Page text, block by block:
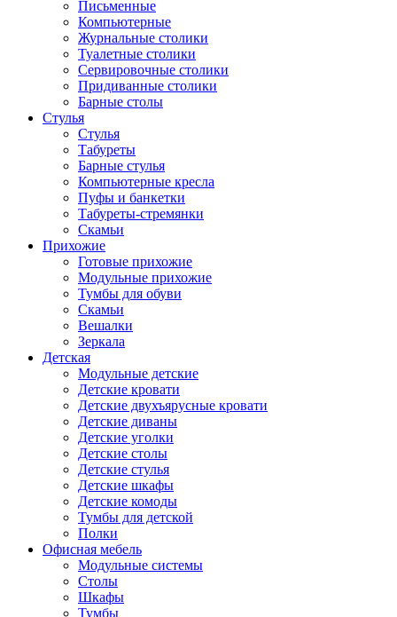
Письменные
Компьютерные
Журнальные столики
Туалетные столики
Сервировочные столики
Придиванные столики
Барные столы
Стулья
Стулья
Табуреты
Барные стулья
Компьютерные кресла
Пуфы и банкетки
Табуреты-стремянки
Скамьи
Прихожие
Готовые прихожие
Модульные прихожие
Тумбы для обуви
Скамьи
Вешалки
Зеркала
Детская
Модульные детские
Детские кровати
Детские двухъярусные кровати
Детские диваны
Детские уголки
Детские столы
Детские стулья
Детские шкафы
Детские комоды
Тумбы для детской
Полки
Офисная мебель
Модульные системы
Столы
Шкафы
Тумбы